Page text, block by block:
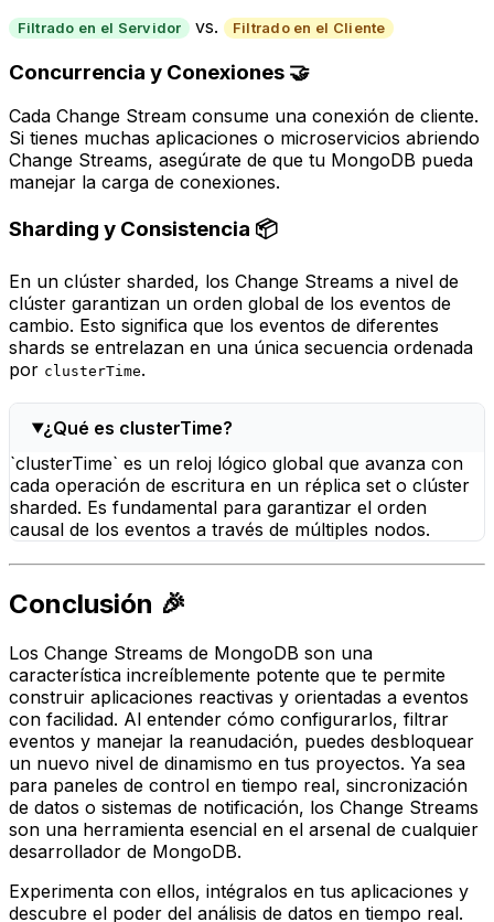
Filtrado en el Servidor vs. Filtrado en el Cliente
Concurrencia y Conexiones 🤝
Cada Change Stream consume una conexión de cliente.
Si tienes muchas aplicaciones o microservicios abriendo
Change Streams, asegúrate de que tu MongoDB pueda
manejar la carga de conexiones.
Sharding y Consistencia 📦
En un clúster sharded, los Change Streams a nivel de
clúster garantizan un orden global de los eventos de
cambio. Esto significa que los eventos de diferentes
shards se entrelazan en una única secuencia ordenada
por clusterTime.
¿Qué es clusterTime?
`clusterTime` es un reloj lógico global que avanza con
cada operación de escritura en un réplica set o clúster
sharded. Es fundamental para garantizar el orden
causal de los eventos a través de múltiples nodos.
Conclusión 🎉
Los Change Streams de MongoDB son una
característica increíblemente potente que te permite
construir aplicaciones reactivas y orientadas a eventos
con facilidad. Al entender cómo configurarlos, filtrar
eventos y manejar la reanudación, puedes desbloquear
un nuevo nivel de dinamismo en tus proyectos. Ya sea
para paneles de control en tiempo real, sincronización
de datos o sistemas de notificación, los Change Streams
son una herramienta esencial en el arsenal de cualquier
desarrollador de MongoDB.
Experimenta con ellos, intégralos en tus aplicaciones y
descubre el poder del análisis de datos en tiempo real.